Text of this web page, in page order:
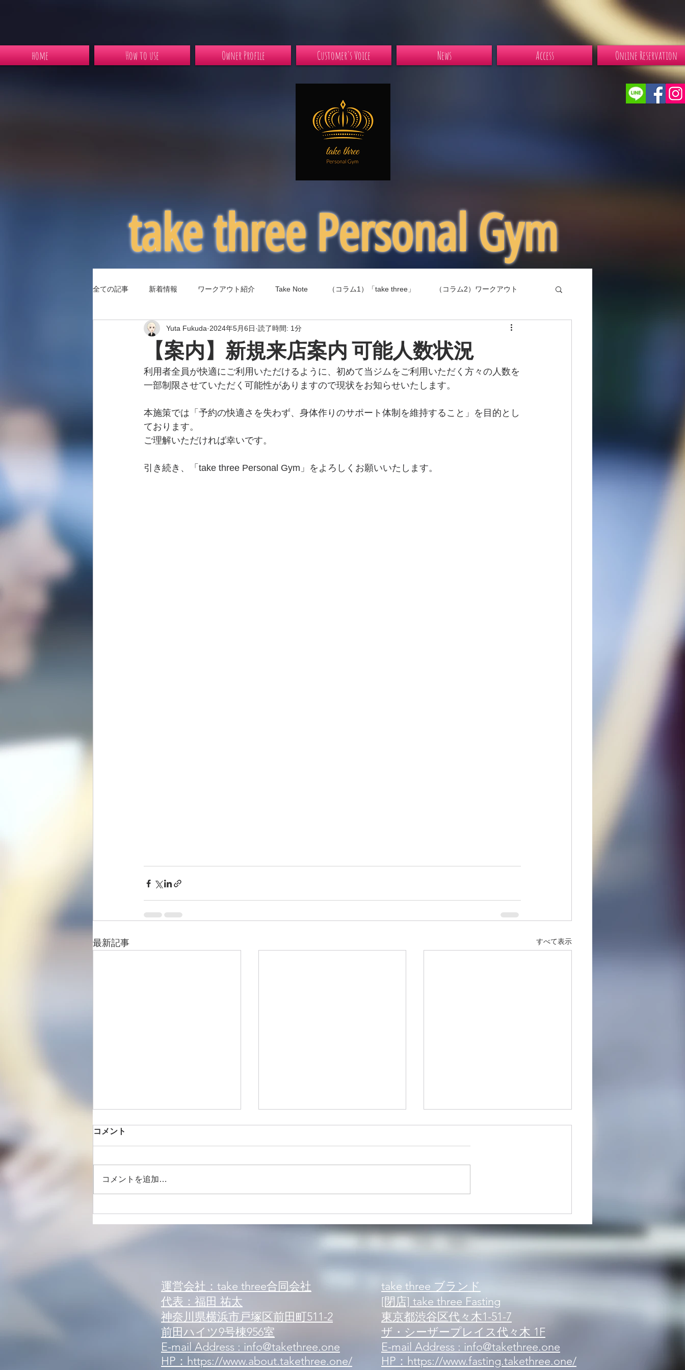
home How to use Owner Profile Customer's Voice News Access Online Reservation
​take three Personal Gym
全ての記事 新着情報 ワークアウト紹介 Take Note （コラム1）「take three」 （コラム2）ワークアウト
（コラム3）身体パフォーマンス （コラム4）食事（エネルギー摂取）
【案内】新規来店案内 可能人数状況
Yuta Fukuda 2024年5月6日 読了時間: 1分
利用者全員が快適にご利用いただけるように、初めて当ジムをご利用いただく方々の人数を
一部制限させていただく可能性がありますので現状をお知らせいたします。
本施策では「予約の快適さを失わず、身体作りのサポート体制を維持すること」を目的とし
ております。
ご理解いただければ幸いです。
引き続き、「take three Personal Gym」をよろしくお願いいたします。
最新記事 すべて表示
数状況
数状況
数状況
コメント
コメントを追加…
運営会社：take three合同会社
代表：福田 祐太
神奈川県横浜市戸塚区前田町511-2
前田ハイツ9号棟956室
E-mail Address : info@takethree.one
HP：https://www.about.takethree.one/
take three ブランド
[閉店] take three Fasting
東京都渋谷区代々木1-51-7
ザ・シーザープレイス代々木 1F
E-mail Address : info@takethree.one
HP：https://www.fasting.takethree.one/